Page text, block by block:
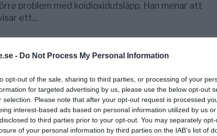
- Do Not Process My Personal Information
opt-out of the sale, sharing to third parties, or processing of your
for targeted advertising by us, please use the below opt-out
selection. Please note that after your opt-out request is processed
interest-based ads based on personal information utilized by us
to third parties prior to your opt-out. You may separately
of your personal information by third parties on the IAB’s list of
problem med koldioxidutsläpp. Han menar att
ett...
Universitetssjukhuset – en skandal som
och hans verksamhet med transplantation av
i Stockholm och på sjukhus i...